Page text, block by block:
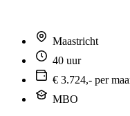
Maastricht
40 uur
€ 3.724,- per
MBO